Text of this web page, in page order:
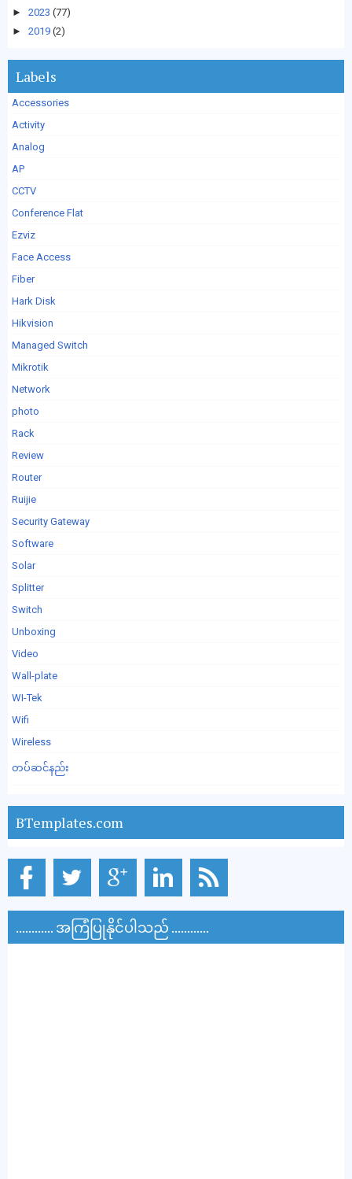
► 2023 (77)
► 2019 (2)
Labels
Accessories
Activity
Analog
AP
CCTV
Conference Flat
Ezviz
Face Access
Fiber
Hark Disk
Hikvision
Managed Switch
Mikrotik
Network
photo
Rack
Review
Router
Ruijie
Security Gateway
Software
Solar
Splitter
Switch
Unboxing
Video
Wall-plate
WI-Tek
Wifi
Wireless
တပ်ဆင်နည်း
BTemplates.com
............ အကြံပြုနိုင်ပါသည် ............